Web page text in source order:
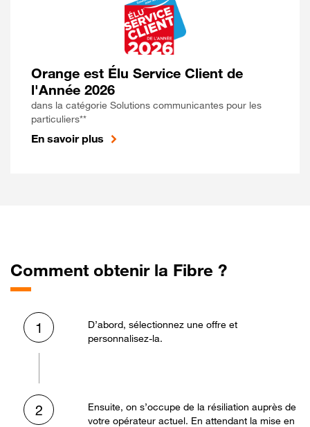
Orange est Élu Service Client de
l'Année 2026
dans la catégorie Solutions communicantes pour les
particuliers**
En savoir plus
Comment obtenir la Fibre ?
1
D’abord, sélectionnez une offre et
personnalisez-la.
2
Ensuite, on s’occupe de la résiliation auprès de
votre opérateur actuel. En attendant la mise en